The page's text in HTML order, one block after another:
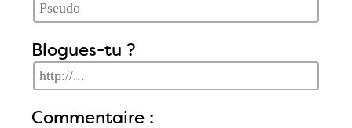
Blogues-tu ?
Commentaire :